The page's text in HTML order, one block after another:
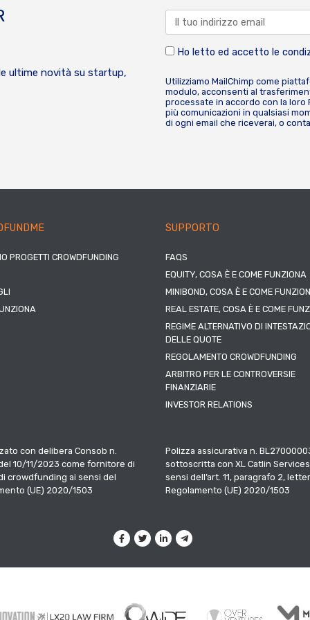
ultime novità su startup,
Ho letto ed accetto le
Utilizziamo MailChimp come
modulo, acconsenti al
processate in accordo con la loro
più comunicazioni in qualsiasi
di ogni email che riceverai, o
PROGETTI CROWDFUNDING
SUPPORTO
FAQS
EQUITY, COSA È E COME FUNZIONA
MINIBOND, COSA È E COME
REAL ESTATE, COSA È E COME
REGIME ALTERNATIVO DI
DELLE QUOTE
REGOLAMENTO CROWDFUNDING
ARBITRO PER LE CONTROVERSIE
FINANZIARIE
INVESTOR RELATIONS
con delibera Consob n.
10/11/2023 come fornitore di
crowdfunding ai sensi del
(UE) 2020/1503
Polizza assicurativa n.
sottoscritta con XL Catlin Services
sensi dell’art. 11, paragrafo 2,
Regolamento (UE) 2020/1503